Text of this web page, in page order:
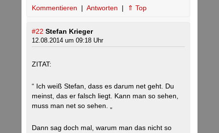
Kommentieren | Antworten | ⇑ Top
#22 Stefan Krieger
12.08.2014 um 09:18 Uhr
ZITAT:
“ Ich weiß Stefan, dass es darum net geht. Du
meinst, das er falsch liegt. Kann man so sehen,
muss man net so sehen. „
Dann sag doch mal, warum man das nicht so